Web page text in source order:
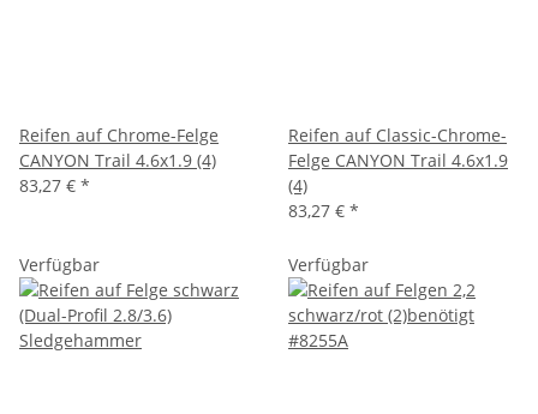
Reifen auf Chrome-Felge
CANYON Trail 4.6x1.9 (4)
83,27 € *
Reifen auf Classic-Chrome-
Felge CANYON Trail 4.6x1.9
(4)
83,27 € *
Verfügbar Verfügbar